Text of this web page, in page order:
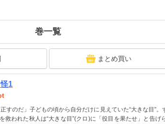
巻一覧
まとめ買い
1
正すのだ」子どもの頃から自分だけに見えていた“大きな目”
救われた秋人は“大きな目”(クロ)に「役目を果たせ」と告